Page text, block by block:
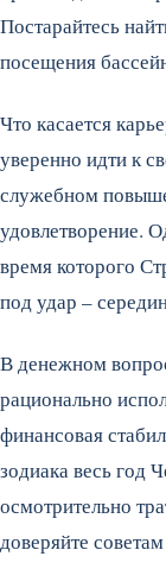
Постарайтесь
посещения
Что касается
уверенно идти к
служебном
удовлетворение.
время которого
под удар –
В денежном
рационально
финансовая
зодиака весь год
осмотрительно
доверяйте